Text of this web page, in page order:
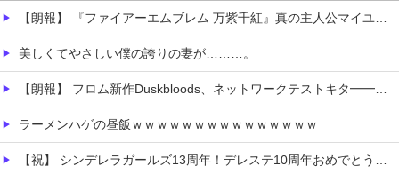
【朗報】 『ファイアーエムブレム 万紫千紅』真の主人公マイユニはキャラメイクが可能
美しくてやさしい僕の誇りの妻が………。
【朗報】 フロム新作Duskbloods、ネットワークテストキタ━━━━(゜∀゜)━━━━!!
ラーメンハゲの昼飯ｗｗｗｗｗｗｗｗｗｗｗｗｗｗｗ
【祝】 シンデレラガールズ13周年！デレステ10周年おめでとう！ガチャ更新SSR八神マキノ・イベントSRイヴ、SR望月聖！